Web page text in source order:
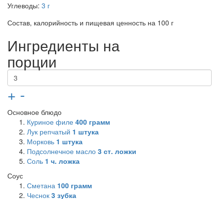
Углеводы: 3 г
Состав, калорийность и пищевая ценность на 100 г
Ингредиенты на
порции
+ -
Основное блюдо
Куриное филе 400 грамм
Лук репчатый 1 штука
Морковь 1 штука
Подсолнечное масло 3 ст. ложки
Соль 1 ч. ложка
Соус
Сметана 100 грамм
Чеснок 3 зубка